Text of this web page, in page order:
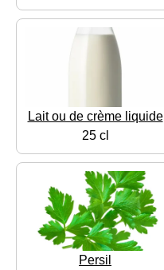
Lait ou de crème liquide
25 cl
Persil